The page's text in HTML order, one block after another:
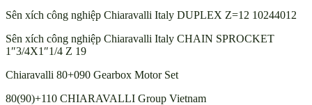
Sên xích công nghiệp Chiaravalli Italy DUPLEX Z=12 10244012
Sên xích công nghiệp Chiaravalli Italy CHAIN SPROCKET
1″3/4X1″1/4 Z 19
Chiaravalli 80+090 Gearbox Motor Set
80(90)+110 CHIARAVALLI Group Vietnam